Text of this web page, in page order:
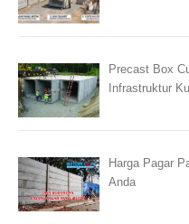
Precast Box
Infrastruktur
Harga Pagar
Anda